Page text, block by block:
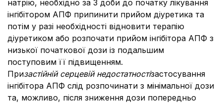
натрію, необхідно за 3 доби до початку лікування
інгібітором АПФ припинити прийом діуретика та
потім у разі необхідності відновити терапію
діуретиком або розпочати прийом інгібітора АПФ з
низької початкової дози із подальшим
поступовим її підвищенням.
Призастійній серцевій недостатностізастосування
інгібітора АПФ слід розпочинати з мінімальної дози
та, можливо, після зниження дози попередньо